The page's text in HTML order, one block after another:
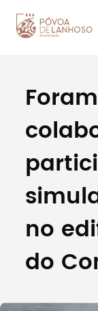
Procurar
Tipo de
Filtros
no
do